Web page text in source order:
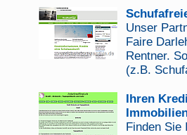
Unser
Faire
Rentner.
(z.B.
Ihren
Finden Sie